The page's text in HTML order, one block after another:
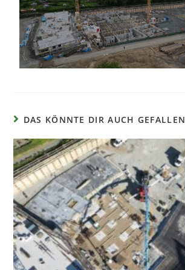
DAS KÖNNTE DIR AUCH GEFALLEN